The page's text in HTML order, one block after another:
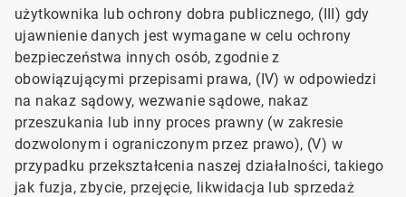
użytkownika lub ochrony dobra publicznego, (III) gdy
ujawnienie danych jest wymagane w celu ochrony
bezpieczeństwa innych osób, zgodnie z
obowiązującymi przepisami prawa, (IV) w odpowiedzi
na nakaz sądowy, wezwanie sądowe, nakaz
przeszukania lub inny proces prawny (w zakresie
dozwolonym i ograniczonym przez prawo), (V) w
przypadku przekształcenia naszej działalności, takiego
jak fuzja, zbycie, przejęcie, likwidacja lub sprzedaż